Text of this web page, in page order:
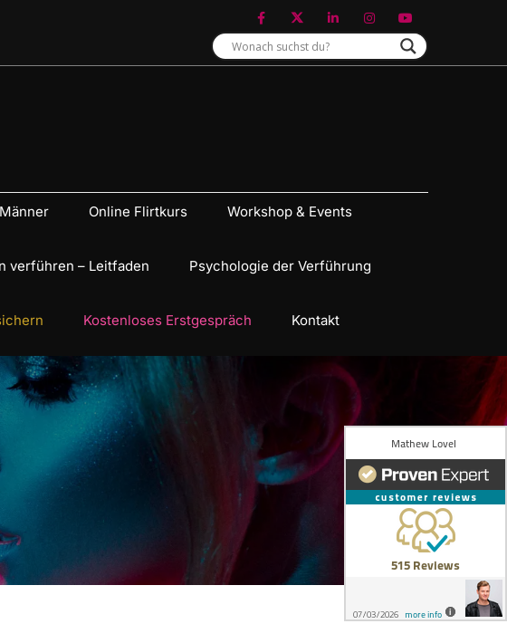
Online Flirtkurs Workshop & Events
verführen – Leitfaden Psychologie der Verführung
Kostenloses Erstgespräch Kontakt